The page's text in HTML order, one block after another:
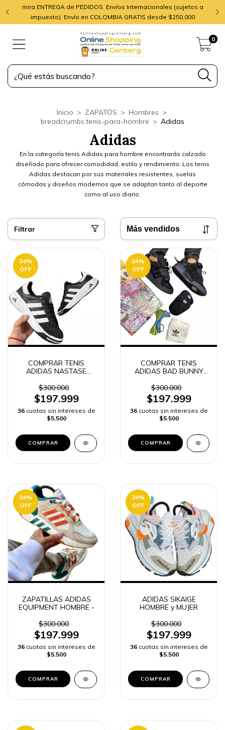
mira ENTREGA de PEDIDOS. Envíos Internacionales (sujetos a
impuesto). Envío en COLOMBIA GRATIS desde $250,000
0
Inicio > ZAPATOS > Hombres >
breadcrumbs.tenis-para-hombre > Adidas
Adidas
En la categoría tenis Adidas para hombre encontrarás calzado
diseñado para ofrecer comodidad, estilo y rendimiento. Los tenis
Adidas destacan por sus materiales resistentes, suelas
cómodas y diseños modernos que se adaptan tanto al deporte
como al uso diario.
Filtrar
34%
OFF
COMPRAR TENIS
ADIDAS NASTASE
RÁPIDO
$300.000
$197.999
36 cuotas sin intereses de
$5.500
COMPRAR
34%
OFF
COMPRAR TENIS
ADIDAS BAD BUNNY
ENVIO RAPIDO
$300.000
$197.999
36 cuotas sin intereses de
$5.500
COMPRAR
34%
OFF
ZAPATILLAS ADIDAS
EQUIPMENT HOMBRE -
$300.000
$197.999
36 cuotas sin intereses de
$5.500
COMPRAR
34%
OFF
ADIDAS SIKAIGE
HOMBRE y MUJER
$300.000
$197.999
36 cuotas sin intereses de
$5.500
COMPRAR